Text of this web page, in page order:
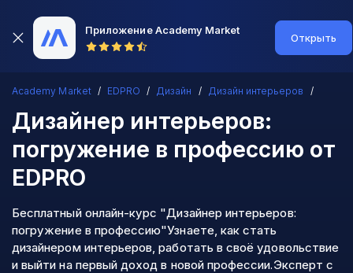
Приложение Academy Market
Открыть
Academy Market EDPRO Дизайн Дизайн интерьеров
Дизайнер интерьеров:
погружение в профессию от
EDPRO
Бесплатный онлайн-курс "Дизайнер интерьеров:
погружение в профессию"Узнаете, как стать
дизайнером интерьеров, работать в своё удовольствие
и выйти на первый доход в новой профессии.Эксперт с